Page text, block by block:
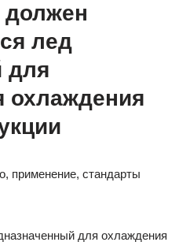
должен
лед
для
охлаждения
для охлаждения